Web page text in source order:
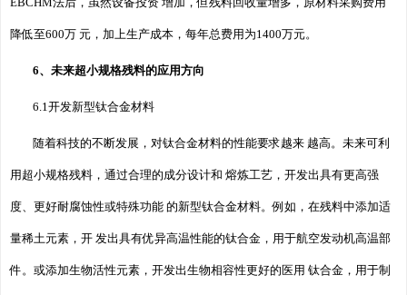
EBCHM法后，虽然设备投资 增加，但残料回收量增多，原材料采购费用
降低至600万 元，加上生产成本，每年总费用为1400万元。
6、未来超小规格残料的应用方向
6.1开发新型钛合金材料
随着科技的不断发展，对钛合金材料的性能要求越来 越高。未来可利
用超小规格残料，通过合理的成分设计和 熔炼工艺，开发出具有更高强
度、更好耐腐蚀性或特殊功能 的新型钛合金材料。例如，在残料中添加适
量稀土元素，开 发出具有优异高温性能的钛合金，用于航空发动机高温部
件。或添加生物活性元素，开发出生物相容性更好的医用 钛合金，用于制